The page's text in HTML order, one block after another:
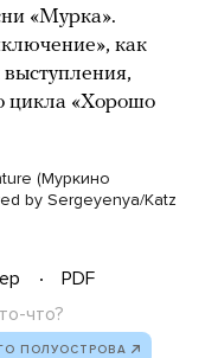
«Мурка».
как
выступления,
цикла «Хорошо
(Муркино
by Sergeyenya/Katz
PDF
что?
ПОЛУОСТРОВА